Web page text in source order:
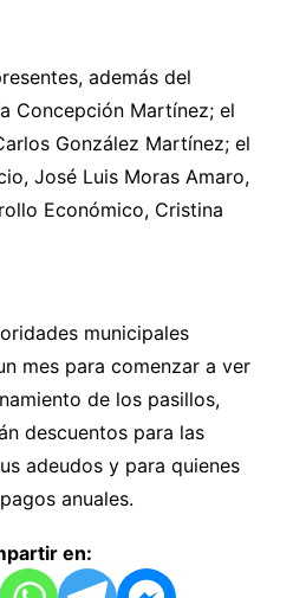
además del
Concepción Martínez; el
González Martínez; el
José Luis Moras Amaro,
Económico, Cristina
municipales
mes para comenzar a ver
de los pasillos,
descuentos para las
adeudos y para quienes
anuales.
en: